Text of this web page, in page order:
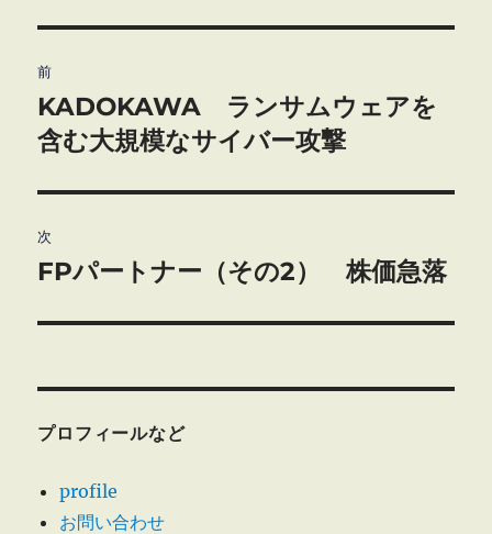
稿
ナ
ビ
ゲ
ー
シ
ン
前
前
の
稿:
KADOKAWA ランサムウェアを
含む大規模なサイバー攻撃
次
次
投
FPパートナー（その2） 株価急落
プロフィールなど
profile
お問い合わせ